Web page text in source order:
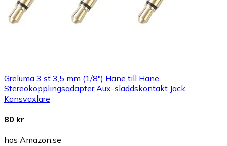
Greluma 3 st 3,5 mm (1/8") Hane till Hane
Stereokopplingsadapter Aux-sladdskontakt Jack
Könsväxlare
80 kr
hos Amazon.se